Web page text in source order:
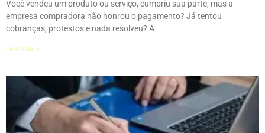
Você vendeu um produto ou serviço, cumpriu sua parte, mas a
empresa compradora não honrou o pagamento? Já tentou
cobranças, protestos e nada resolveu? A
Leia mais »